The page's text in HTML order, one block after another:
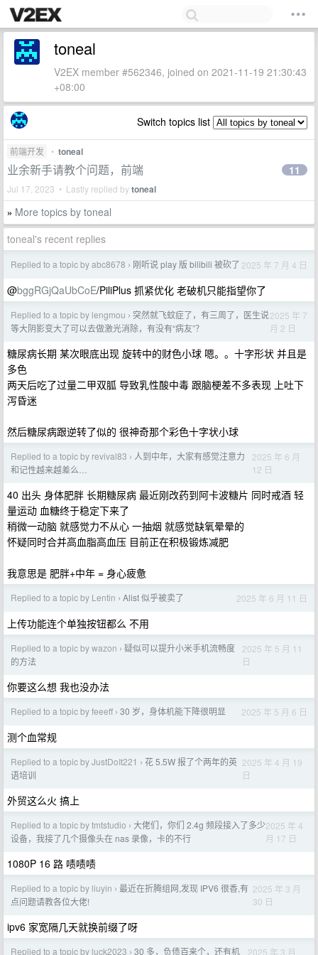
toneal
V2EX member #562346, joined on 2021-11-19 21:30:43
+08:00
Switch topics list
前端开发 • toneal
业余新手请教个问题，前端
Jul 17, 2023 • Lastly replied bytoneal
11
» More topics by toneal
toneal's recent replies
Replied to a topic by abc8678 › 刚听说 play 版 bilibili 被砍了 2025 年 7 月 4 日
@bggRGjQaUbCoE/PiliPlus 抓紧优化 老破机只能指望你了
Replied to a topic by lengmou › 突然就飞蚊症了，有三周了，医生说
等大阴影变大了可以去做激光消除，有没有“病友”？
2025 年 7
月 2 日
糖尿病长期 某次眼底出现 旋转中的财色小球 嗯。。十字形状 并且是
多色
两天后吃了过量二甲双胍 导致乳性酸中毒 跟脑梗差不多表现 上吐下
泻昏迷
然后糖尿病跟逆转了似的 很神奇那个彩色十字状小球
Replied to a topic by revival83 › 人到中年，大家有感觉注意力
和记性越来越差么…
2025 年 6 月
12 日
40 出头 身体肥胖 长期糖尿病 最近刚改药到阿卡波糖片 同时戒酒 轻
量运动 血糖终于稳定下来了
稍微一动脑 就感觉力不从心 一抽烟 就感觉缺氧晕晕的
怀疑同时合并高血脂高血压 目前正在积极锻炼减肥
我意思是 肥胖+中年 = 身心疲惫
Replied to a topic by Lentin › Alist 似乎被卖了 2025 年 6 月 11 日
上传功能连个单独按钮都么 不用
Replied to a topic by wazon › 疑似可以提升小米手机流畅度
的方法
2025 年 5 月 11
日
你要这么想 我也没办法
Replied to a topic by feeeff › 30 岁，身体机能下降很明显 2025 年 5 月 6 日
测个血常规
Replied to a topic by JustDoIt221 › 花 5.5W 报了个两年的英
语培训
2025 年 4 月 19
日
外贸这么火 搞上
Replied to a topic by tmtstudio › 大佬们，你们 2.4g 频段接入了多少
设备，我接了几个摄像头在 nas 录像，卡的不行
2025 年 4
月 17 日
1080P 16 路 啧啧啧
Replied to a topic by liuyin › 最近在折腾组网,发现 IPV6 很香,有
点问题请教各位大佬!
2025 年 3 月
30 日
ipv6 家宽隔几天就换前缀了呀
Replied to a topic by luck2023 › 30 多，负债百来个，还有机 2025 年 3 月